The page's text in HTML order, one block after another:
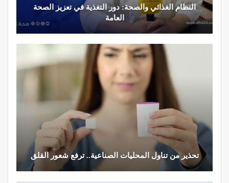
د. لحنش شراف: الاقتطاع من المبع حيف واستهداف
مباشر للأطباء
تصحيح بعض الأفكار المغلوطة حول العلاج الإشعاعي